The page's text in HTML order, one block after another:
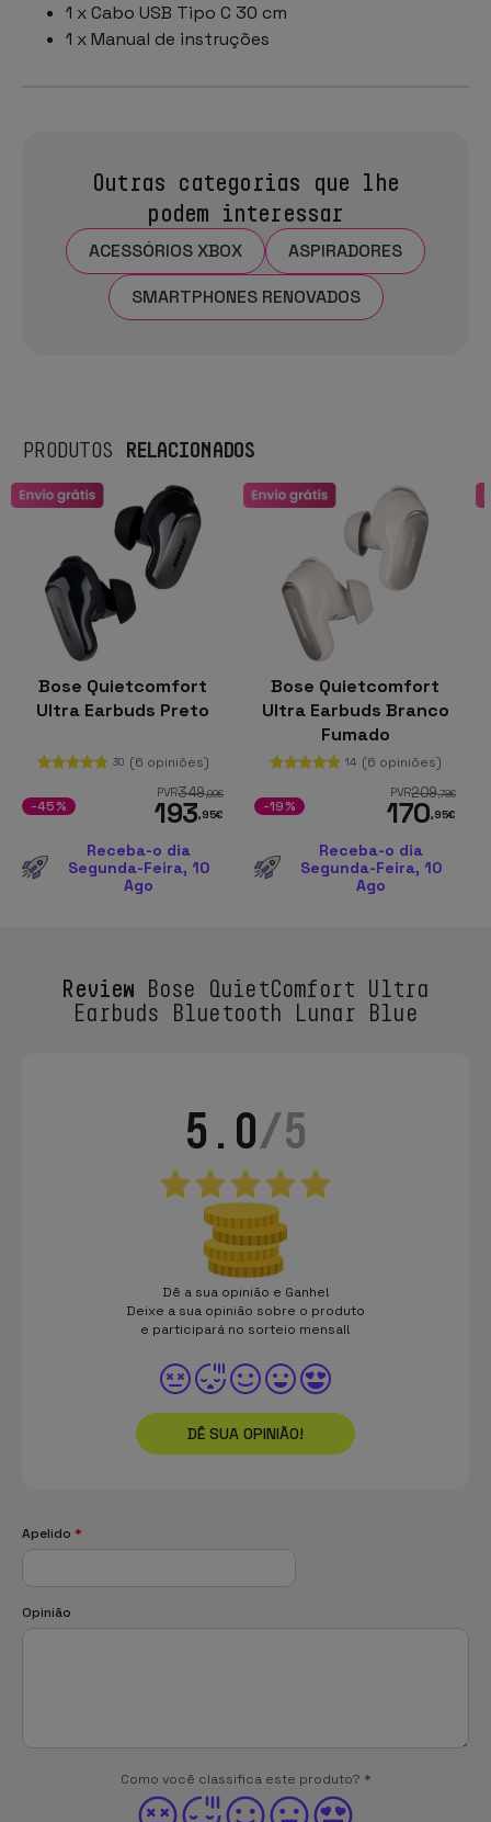
1 x Cabo USB Tipo C 30 cm
1 x Manual de instruções
Outras categorias que lhe
podem interessar
ACESSÓRIOS XBOX
ASPIRADORES
SMARTPHONES RENOVADOS
PRODUTOS RELACIONADOS
Bose Quietcomfort
Ultra Earbuds Preto
30 (6 opiniões)
PVR349,99€
193,95€
-45%
Receba-o dia
Segunda-Feira, 10
Ago
Bose Quietcomfort
Ultra Earbuds Branco
Fumado
14 (6 opiniões)
PVR209,78€
170,95€
-19%
Receba-o dia
Segunda-Feira, 10
Ago
Review Bose QuietComfort Ultra
Earbuds Bluetooth Lunar Blue
5.0/5
Dê a sua opinião e Ganhe!
Deixe a sua opinião sobre o produto
e participará no sorteio mensal!
DÊ SUA OPINIÃO!
Apelido *
Opinião
Como você classifica este produto? *